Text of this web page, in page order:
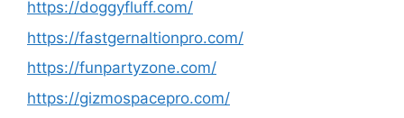
https://doggyfluff.com/
https://fastgernaltionpro.com/
https://funpartyzone.com/
https://gizmospacepro.com/